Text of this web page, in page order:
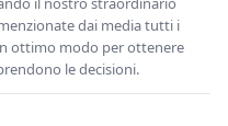
dai media tutti i
ottimo modo per ottenere
le decisioni.